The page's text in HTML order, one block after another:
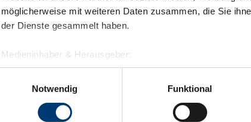
möglicherweise mit weiteren Daten zusammen, die Sie
der Dienste gesammelt haben.
Medieninhaber & Herausgeber:
Zeller Bergbahnen Zillertal GmbH & Co KG
Rohr 23// A-6280 Zell am Ziller
www.zillertalarena.com
Notwendig
Funktional